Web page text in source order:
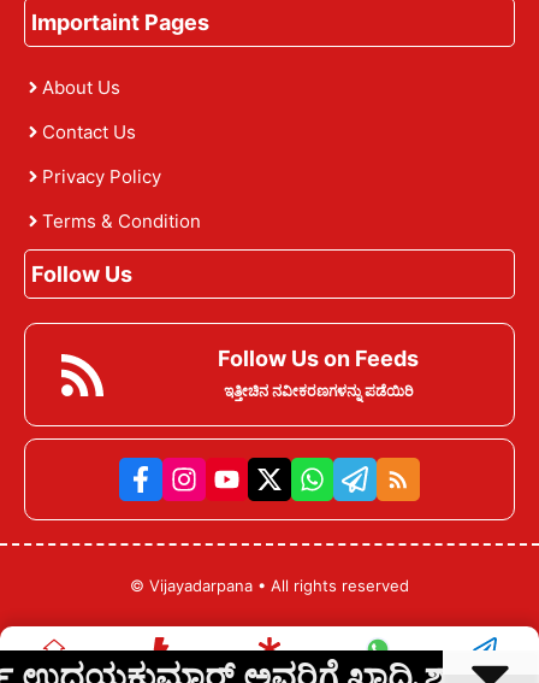
Importaint Pages
About Us
Contact Us
Privacy Policy
Terms & Condition
Follow Us
Follow Us on Feeds
ಇತ್ತೀಚಿನ ನವೀಕರಣಗಳನ್ನು ಪಡೆಯಿರಿ
© Vijayadarpana • All rights reserved
Home ಇತ್ತೀಚಿನ ಸುದ್ದಿ ವೆಬ್ ಸ್ಟೋರೀಸ್ ವಾಟ್ಸಾಪ್ ಟೆಲಿಗ್ರಾಮ್